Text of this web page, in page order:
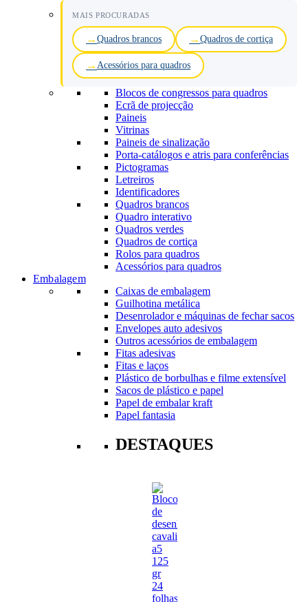
MAIS PROCURADAS
Quadros brancos Quadros de cortiça
Acessórios para quadros
Blocos de congressos para quadros
Ecrã de projecção
Paineis
Vitrinas
Paineis de sinalização
Porta-catálogos e atris para conferências
Pictogramas
Letreiros
Identificadores
Quadros brancos
Quadro interativo
Quadros verdes
Quadros de cortiça
Rolos para quadros
Acessórios para quadros
Embalagem
Caixas de embalagem
Guilhotina metálica
Desenrolador e máquinas de fechar sacos
Envelopes auto adesivos
Outros acessórios de embalagem
Fitas adesivas
Fitas e laços
Plástico de borbulhas e filme extensível
Sacos de plástico e papel
Papel de embalar kraft
Papel fantasia
DESTAQUES